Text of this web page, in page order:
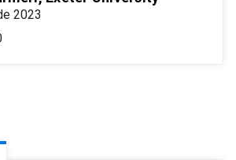
2023